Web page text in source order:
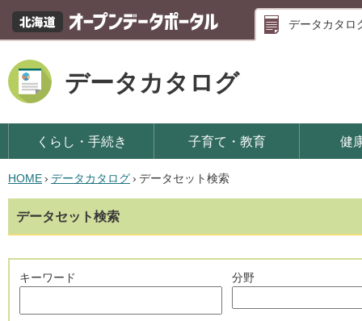
データカタロ
データカタログ
くらし・手続き 子育て・教育 健
HOME› データカタログ› データセット検索
データセット検索
キーワード 分野